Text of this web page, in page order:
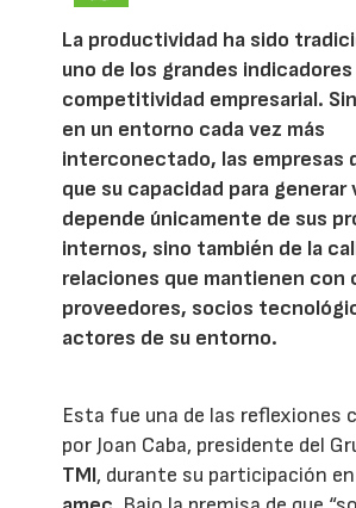
La productividad ha sido
uno de los grandes indicadores
competitividad empresarial.
en un entorno cada vez más
interconectado, las empresas
que su capacidad para generar
depende únicamente de sus
internos, sino también de la
relaciones que mantienen con
proveedores, socios
actores de su entorno.
Esta fue una de las reflexiones
por Joan Caba, presidente del
TMI, durante su participación